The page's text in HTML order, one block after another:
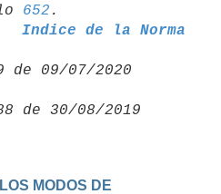
652
Indice de la Norma
de 09/07/2020
MODOS DE